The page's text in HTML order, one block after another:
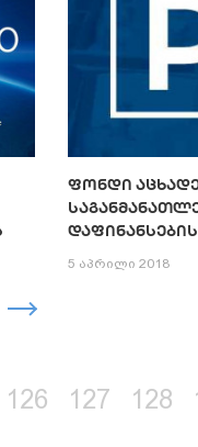
ᲤᲝᲜᲓᲘ
5 აპრილი 2018
126 127 128